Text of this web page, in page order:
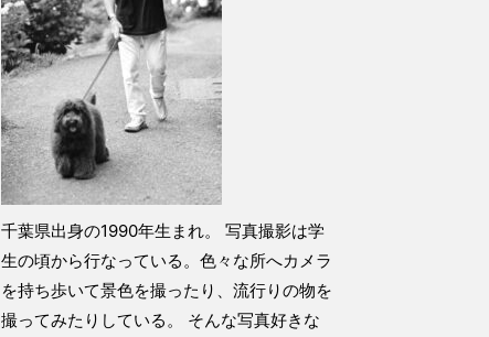
千葉県出身の1990年生まれ。 写真撮影は学
生の頃から行なっている。色々な所へカメラ
を持ち歩いて景色を撮ったり、流行りの物を
撮ってみたりしている。 そんな写真好きな